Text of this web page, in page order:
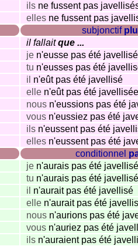
ils ne fussent pas
elles ne fussent pas
subjonctif
il fallaitque ...
je n'eusse pas été
tu n'eusses pas été
il n'eût pas été javellisé
elle n'eût pas été javellisée
nous n'eussions pas été
vous n'eussiez pas été
ils n'eussent pas été
elles n'eussent pas été
conditionnel
je n'aurais pas été
tu n'aurais pas été
il n'aurait pas été javellisé
elle n'aurait pas été
nous n'aurions pas été
vous n'auriez pas été
ils n'auraient pas été